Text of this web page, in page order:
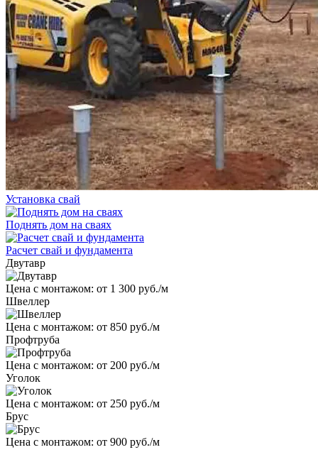
Установка свай
Поднять дом на сваях
Расчет свай и фундамента
Двутавр
Цена с монтажом: от 1 300 руб./м
Швеллер
Цена с монтажом: от 850 руб./м
Профтруба
Цена с монтажом: от 200 руб./м
Уголок
Цена с монтажом: от 250 руб./м
Брус
Цена с монтажом: от 900 руб./м